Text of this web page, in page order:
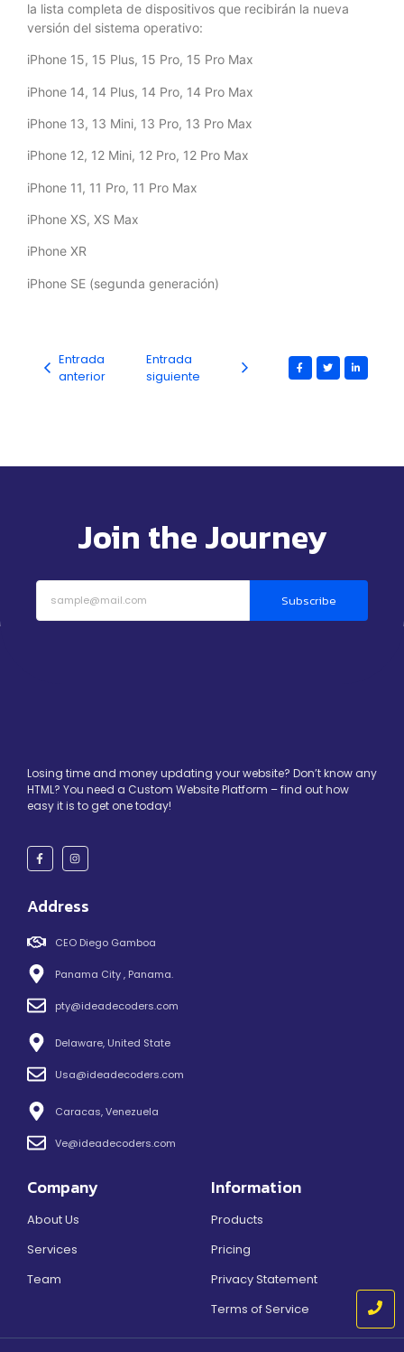
la lista completa de dispositivos que recibirán la nueva
versión del sistema operativo:
iPhone 15, 15 Plus, 15 Pro, 15 Pro Max
iPhone 14, 14 Plus, 14 Pro, 14 Pro Max
iPhone 13, 13 Mini, 13 Pro, 13 Pro Max
iPhone 12, 12 Mini, 12 Pro, 12 Pro Max
iPhone 11, 11 Pro, 11 Pro Max
iPhone XS, XS Max
iPhone XR
iPhone SE (segunda generación)
Entrada
anterior
Entrada
siguiente
Join the Journey
Subscribe
Losing time and money updating your website? Don’t know any
HTML? You need a Custom Website Platform – find out how
easy it is to get one today!
Address
CEO Diego Gamboa
Panama City , Panama.
pty@ideadecoders.com
Delaware, United State
Usa@ideadecoders.com
Caracas, Venezuela
Ve@ideadecoders.com
Company
About Us
Services
Team
Information
Products
Pricing
Privacy Statement
Terms of Service